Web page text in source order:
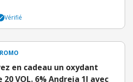
Vérifié
en cadeau un oxydant
20 VOL. 6% Andreia 1l avec